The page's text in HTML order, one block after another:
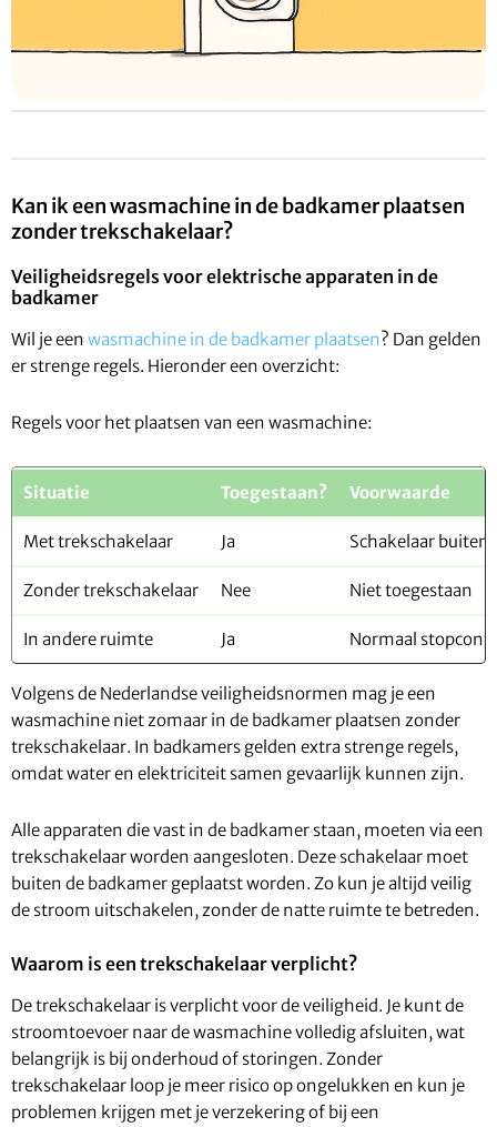
Kan ik een wasmachine in de badkamer plaatsen
zonder trekschakelaar?
Veiligheidsregels voor elektrische apparaten in de
badkamer
Wil je een wasmachine in de badkamer plaatsen? Dan gelden
er strenge regels. Hieronder een overzicht:
Regels voor het plaatsen van een wasmachine:
Situatie Toegestaan? Voorwaarde
Met trekschakelaar Ja Schakelaar buiten
Zonder trekschakelaar Nee Niet toegestaan
In andere ruimte Ja Normaal
Volgens de Nederlandse veiligheidsnormen mag je een
wasmachine niet zomaar in de badkamer plaatsen zonder
trekschakelaar. In badkamers gelden extra strenge regels,
omdat water en elektriciteit samen gevaarlijk kunnen zijn.
Alle apparaten die vast in de badkamer staan, moeten via een
trekschakelaar worden aangesloten. Deze schakelaar moet
buiten de badkamer geplaatst worden. Zo kun je altijd veilig
de stroom uitschakelen, zonder de natte ruimte te betreden.
Waarom is een trekschakelaar verplicht?
De trekschakelaar is verplicht voor de veiligheid. Je kunt de
stroomtoevoer naar de wasmachine volledig afsluiten, wat
belangrijk is bij onderhoud of storingen. Zonder
trekschakelaar loop je meer risico op ongelukken en kun je
problemen krijgen met je verzekering of bij een